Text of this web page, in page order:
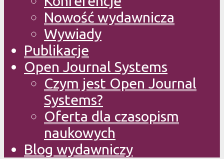
Nowość wydawnicza
Wywiady
Publikacje
Open Journal Systems
Czym jest Open Journal
Systems?
Oferta dla czasopism
naukowych
Blog wydawniczy